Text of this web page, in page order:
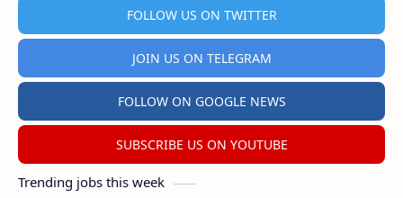
FOLLOW US ON TWITTER
JOIN US ON TELEGRAM
FOLLOW ON GOOGLE NEWS
SUBSCRIBE US ON YOUTUBE
Trending jobs this week